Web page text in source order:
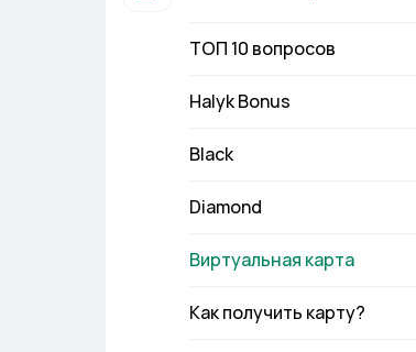
ТОП 10 вопросов
Halyk Bonus
Black
Diamond
Виртуальная карта
Как получить карту?